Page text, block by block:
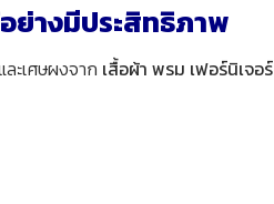
ย่างมีประสิทธิภาพ
ะเศษผงจาก เสื้อผ้า พรม เฟอร์นิเจอร์